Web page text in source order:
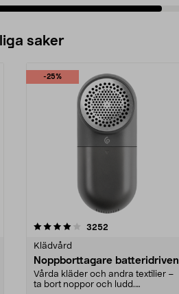
saker
-25%
3252
Klädvård
Noppborttagare batteridriven
Vårda kläder och andra textilier –
ta bort noppor och ludd.
4.5av 5 stjärnor